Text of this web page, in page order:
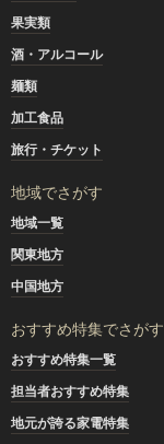
果実類
酒・アルコール
麺類
加工食品
旅行・チケット
地域でさがす
地域一覧
関東地方
中国地方
おすすめ特集でさがす
おすすめ特集一覧
担当者おすすめ特集
地元が誇る家電特集